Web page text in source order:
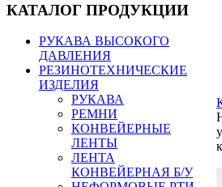
КАТАЛОГ ПРОДУКЦИИ
РУКАВА ВЫСОКОГО
ДАВЛЕНИЯ
РЕЗИНОТЕХНИЧЕСКИЕ
ИЗДЕЛИЯ
РУКАВА
РЕМНИ
КОНВЕЙЕРНЫЕ
ЛЕНТЫ
ЛЕНТА
КОНВЕЙЕРНАЯ Б/У